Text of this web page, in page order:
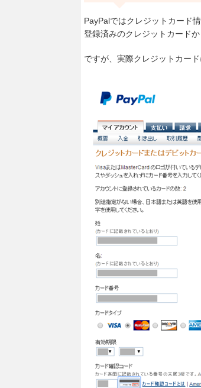
PayPalではクレジットカード
登録済みのクレジットカード
ですが、実際クレジットカー